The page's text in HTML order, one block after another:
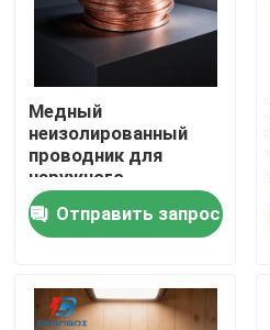
Главная страница
Продукция
Ролики
О Компании
Медный
неизолированный
проводник для
наружного
заземления
Отправить запрос